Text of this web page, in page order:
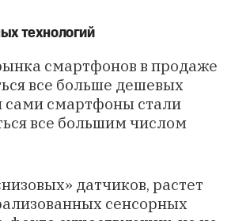
технологий
смартфонов в продаже
все больше дешевых
сами смартфоны стали
все большим числом
датчиков, растет
сенсорных